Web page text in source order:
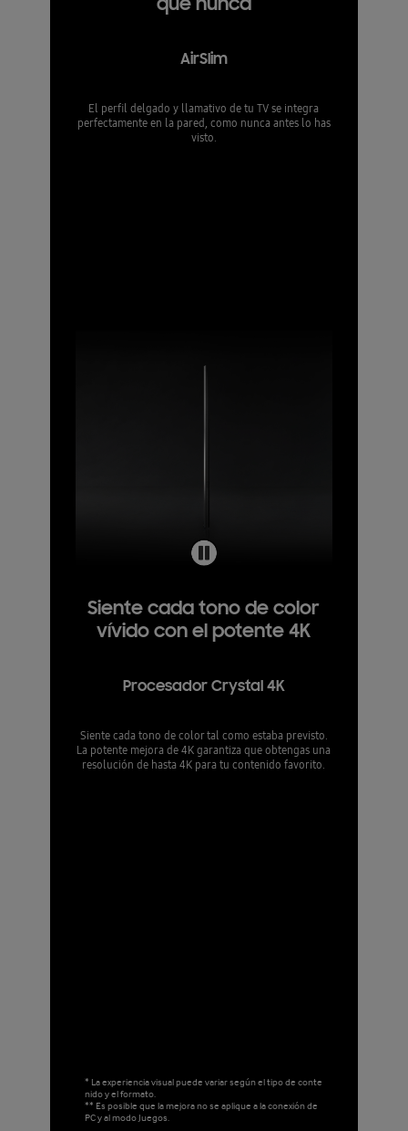
AirSlim
El perfil delgado y llamativo de tu TV se integra
perfectamente en la pared, como nunca antes lo has
visto.
Siente cada tono de color
vívido con el potente 4K
Procesador Crystal 4K
Siente cada tono de color tal como estaba previsto.
La potente mejora de 4K garantiza que obtengas una
resolución de hasta 4K para tu contenido favorito.
* La experiencia visual puede variar según el tipo de conte
nido y el formato.
** Es posible que la mejora no se aplique a la conexión de
PC y al modo Juegos.